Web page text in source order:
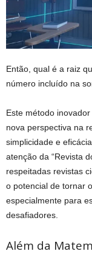
Então, qual é a raiz
número incluído na
Este método
nova perspectiva na
simplicidade e
atenção da “Revista
respeitadas revistas
o potencial de tornar
especialmente para
desafiadores.
Além da